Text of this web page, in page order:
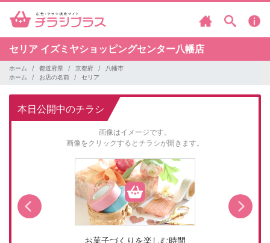
セリア イズミヤショッピングセンター八幡店
ホーム 都道府県 京都府
八幡市
ホーム
お店の名前 セリア
本日公開中のチラシ
画像はイメージです。
画像をクリックするとチラシが開きます。
お菓子づくりを楽しむ時間